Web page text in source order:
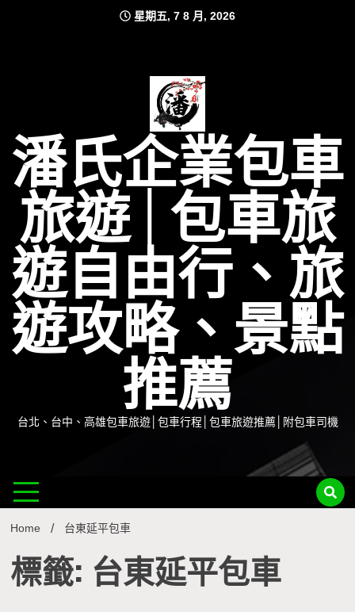
星期五, 7 8 月, 2026
潘氏企業包車
旅遊│包車旅
遊自由行、旅
遊攻略、景點
推薦
台北、台中、高雄包車旅遊│包車行程│包車旅遊推薦│附包車司機
Home 台東延平包車
標籤: 台東延平包車